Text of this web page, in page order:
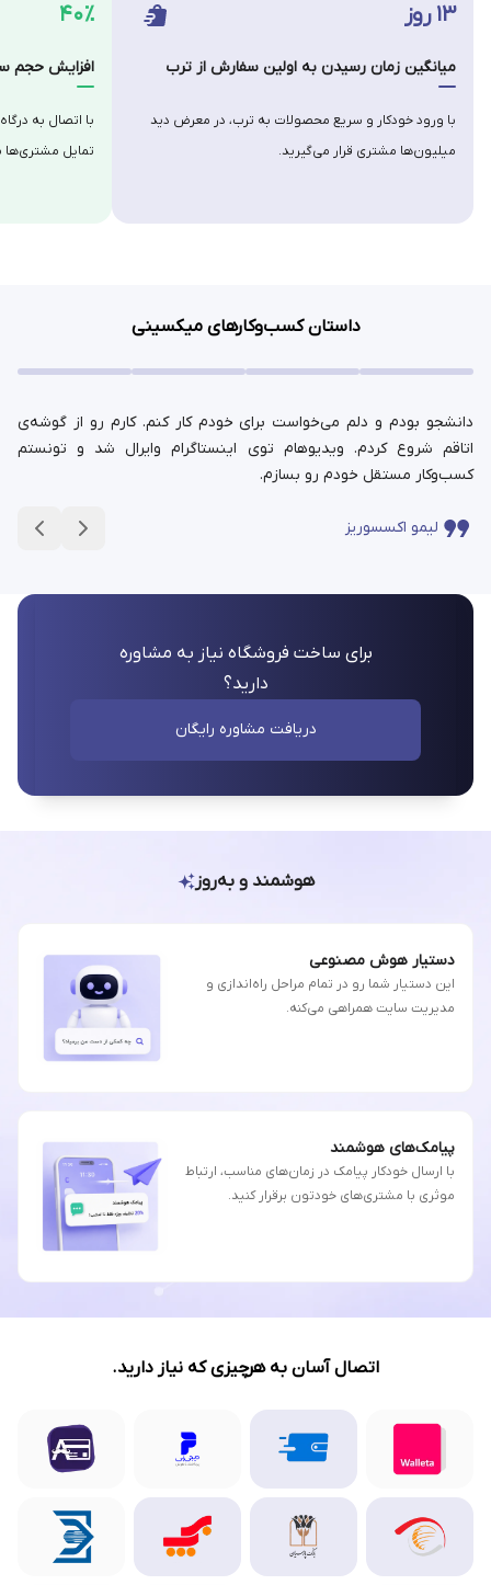
۴۰٪
افزایش حجم
با اتصال به
تمایل
۱۳ روز
میانگین زمان رسیدن به اولین سفارش از ترب
با ورود خودکار و سریع محصولات به ترب، در معرض دید
میلیون‌ها مشتری قرار می‌گیرید.
داستان کسب‌وکارهای میکسینی
دانشجو بودم و دلم می‌خواست برای خودم کار کنم. کارم رو از گوشه‌ی
اتاقم شروع کردم. ویدیوهام توی اینستاگرام وایرال شد و تونستم
کسب‌وکار مستقل خودم رو بسازم.
لیمو اکسسوریز
برای ساخت فروشگاه نیاز به مشاوره
دارید؟
دریافت مشاوره رایگان
هوشمند و به‌روز
دستیار هوش مصنوعی
این دستیار شما رو در تمام مراحل راه‌اندازی و
مدیریت سایت همراهی می‌کنه.
پیامک‌های هوشمند
با ارسال خودکار پیامک در زمان‌های مناسب، ارتباط
موثری با مشتری‌های خودتون برقرار کنید.
اتصال آسان به هرچیزی که نیاز دارید.